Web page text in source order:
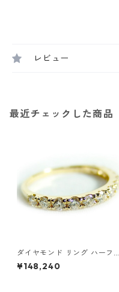
レビュー
最近チェックした商品
ダイヤモンド リング ハーフエ
タニティ 0.5ct K18 イエロー
ゴールド 11号 0.5カラット エ
¥148,240